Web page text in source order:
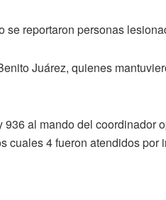
se reportaron personas
Juárez, quienes
al mando del coordinador
cuales 4 fueron atendidos por